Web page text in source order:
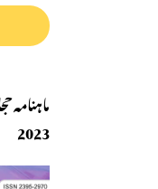
2023